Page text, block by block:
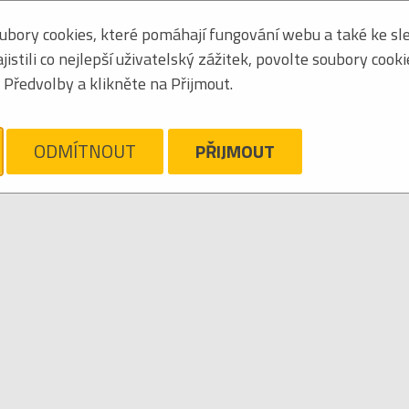
Zoradiť podľa: mená
výpis
MARVIN
cookies, které pomáhají fungování webu a také ke
co nejlepší uživatelský zážitek, povolte soubory
a klikněte na Přijmout.
ODMÍTNOUT PŘIJMOUT